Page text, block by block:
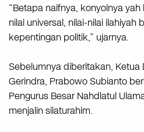
“Betapa naifnya, konyolnya
nilai universal, nilai-nilai ilahiyah
kepentingan politik,” ujarnya.
Sebelumnya diberitakan,
Gerindra, Prabowo Subianto
Pengurus Besar Nahdlatul
menjalin silaturahim.